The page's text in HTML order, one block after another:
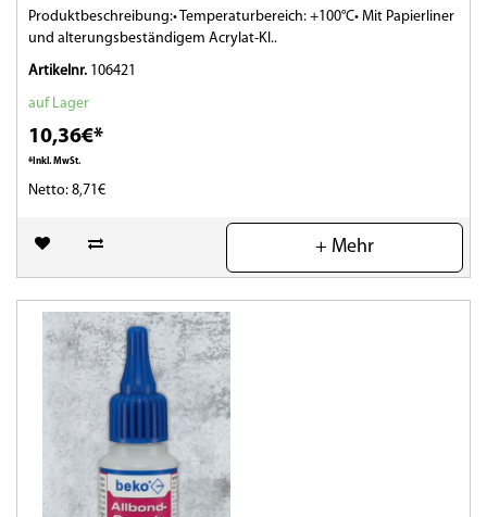
Produktbeschreibung:• Temperaturbereich: +100°C• Mit Papierliner
und alterungsbeständigem Acrylat-Kl..
Artikelnr. 106421
auf Lager
10,36€*
*Inkl. MwSt.
Netto: 8,71€
(0)
+ Mehr